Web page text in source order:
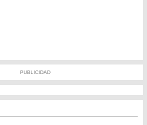
PUBLICIDAD